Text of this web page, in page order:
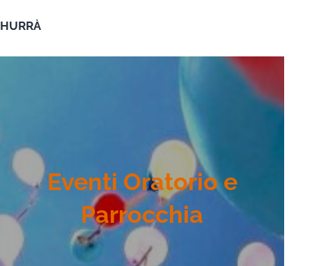
HURRÀ
Eventi Oratorio e
Parrocchia